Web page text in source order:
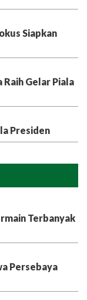
Siapkan
Gelar Piala
Presiden
Terbanyak
Persebaya